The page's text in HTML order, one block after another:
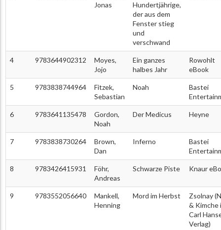
Jonas
Hundertjährige,
der aus dem
Fenster stieg
und
verschwand
4 9783644902312
Moyes,
Jojo
Ein ganzes
halbes Jahr
Rowohlt
eBook
5 9783838744964
Fitzek,
Sebastian
Noah
Bastei
6 9783641135478
Gordon,
Noah
Der Medicus Heyne
7 9783838730264
Brown,
Dan
Inferno
Bastei
8 9783426415931
Föhr,
Andreas
Schwarze Piste Knaur
9 9783552056640
Mankell,
Henning
Mord im Herbst
Zsolnay
& Kimche
Carl
Verlag)